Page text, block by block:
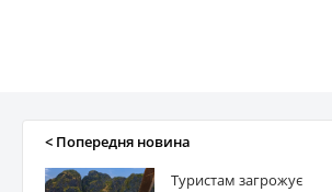
< Попередня новина
Туристам загрожує